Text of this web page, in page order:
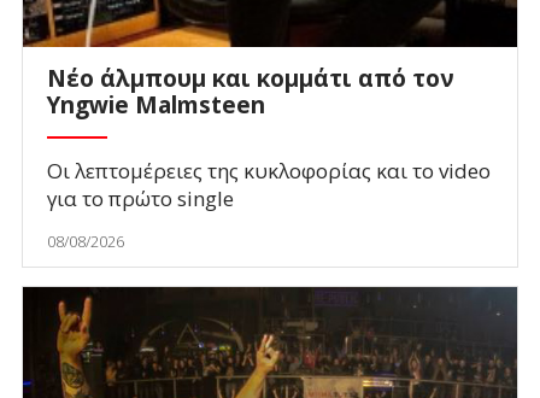
Νέο άλμπουμ και κομμάτι από τον
Yngwie Malmsteen
Οι λεπτομέρειες της κυκλοφορίας και το video
για το πρώτο single
08/08/2026